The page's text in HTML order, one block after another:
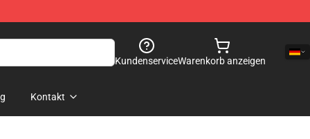
KundenserviceWarenkorb anzeigen
Kontakt